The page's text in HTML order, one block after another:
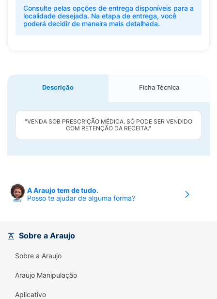
Consulte pelas opções de entrega disponíveis para a
localidade desejada. Na etapa de entrega, você
poderá decidir de maneira mais detalhada.
Descrição Ficha Técnica
"VENDA SOB PRESCRIÇÃO MÉDICA. SÓ PODE SER VENDIDO
COM RETENÇÃO DA RECEITA."
A Araujo tem de tudo.
Posso te ajudar de alguma forma?
Sobre a Araujo
Sobre a Araujo
Araujo Manipulação
Aplicativo